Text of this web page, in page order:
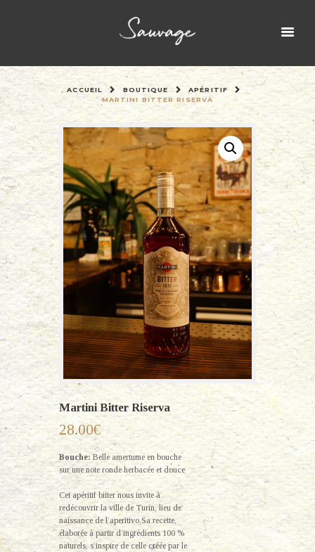
ACCUEIL BOUTIQUE
APÉRITIF
MARTINI BITTER RISERVA
Martini Bitter Riserva
28.00€
Bouche:Belle amertume en bouche
sur une note ronde herbacée et douce
Cet apéritif bitter nous invite à
redécouvrir la ville de Turin, lieu de
naissance de l’aperitivo.Sa recette,
élaborée à partir d’ingrédients 100 %
naturels, s’inspire de celle créée par le